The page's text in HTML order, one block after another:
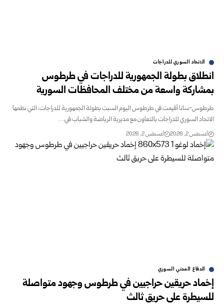
الاتحاد السوري للدراجات
انطلاق بطولة الجمهورية للدراجات في طرطوس
بمشاركة واسعة من مختلف المحافظات السورية
طرطوس-سانا أقيمت في طرطوس اليوم السبت بطولة الجمهورية للدراجات، التي نظمها
الاتحاد السوري للدراجات بالتعاون مع مديرية الرياضة والشباب في…
أغسطس 2, 2026 أغسطس 2, 2026
الدفاع المدني السوري
إخماد حريقين حراجيين في طرطوس وجهود متواصلة
للسيطرة على حريق ‏ثالث